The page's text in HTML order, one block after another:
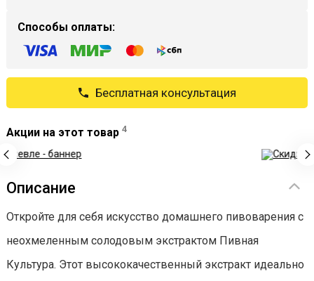
Способы оплаты:
Бесплатная консультация
Акции на этот товар 4
Описание
Откройте для себя искусство домашнего пивоварения с
неохмеленным солодовым экстрактом Пивная
Культура. Этот высококачественный экстракт идеально